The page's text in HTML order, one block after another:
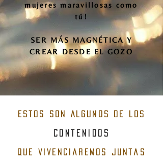
mujeres maravillosas como
tú!
SER MÁS MAGNÉTICA Y
CREAR DESDE EL GOZO
estos son Algunos de los
contenidos
que vivenciaremos juntas